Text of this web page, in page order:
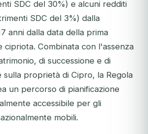
SDC del 30%) e alcuni redditi
SDC del 3%) dalla
anni dalla data della prima
cipriota. Combinata con l'assenza
di successione e di
sulla proprietà di Cipro, la Regola
un percorso di pianificazione
accessibile per gli
mobili.